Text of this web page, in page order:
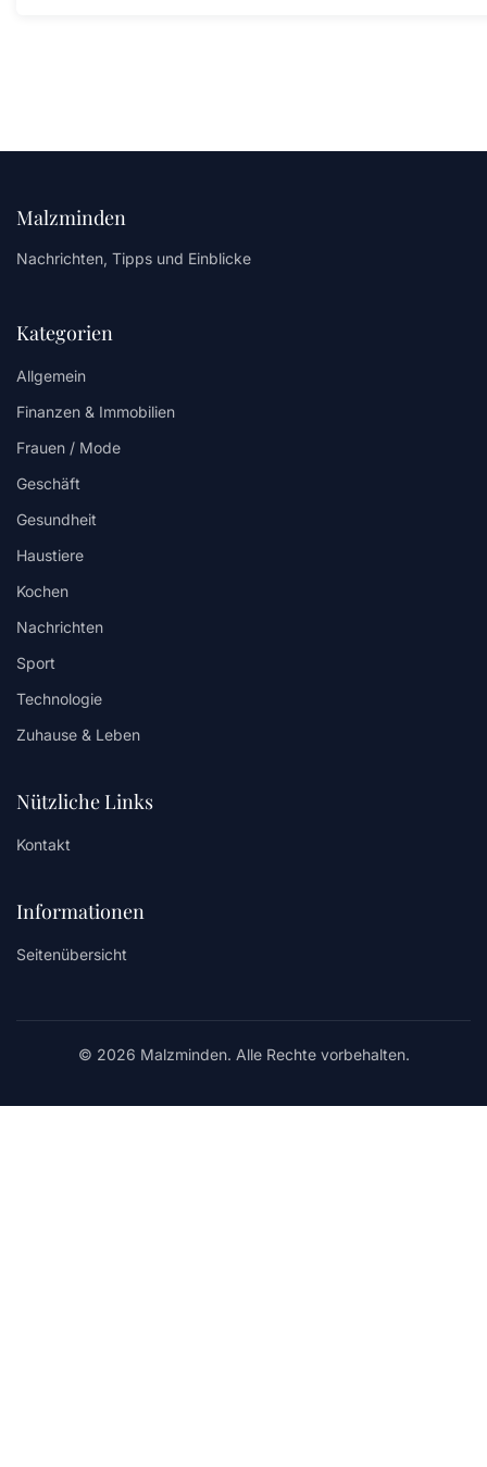
Malzminden
Nachrichten, Tipps und Einblicke
Kategorien
Allgemein
Finanzen & Immobilien
Frauen / Mode
Geschäft
Gesundheit
Haustiere
Kochen
Nachrichten
Sport
Technologie
Zuhause & Leben
Nützliche Links
Kontakt
Informationen
Seitenübersicht
© 2026 Malzminden. Alle Rechte vorbehalten.